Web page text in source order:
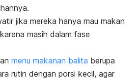
jika mereka hanya mau makan
masih dalam fase
menu makanan balita berupa
rutin dengan porsi kecil, agar